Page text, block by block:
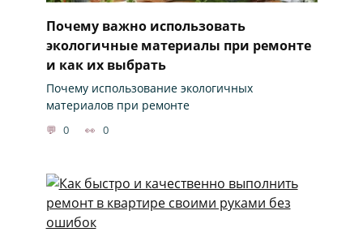
Почему важно использовать
экологичные материалы при ремонте
и как их выбрать
Почему использование экологичных
материалов при ремонте
0 0